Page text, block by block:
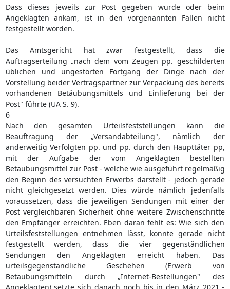
Dass dieses jeweils zur Post gegeben wurde oder beim
Angeklagten ankam, ist in den vorgenannten Fällen nicht
festgestellt worden.
Das Amtsgericht hat zwar festgestellt, dass die
Auftragserteilung „nach dem vom Zeugen pp. geschilderten
üblichen und ungestörten Fortgang der Dinge nach der
Vorstellung beider Vertragspartner zur Verpackung des bereits
vorhandenen Betäubungsmittels und Einlieferung bei der
Post" führte (UA S. 9).
6
Nach den gesamten Urteilsfeststellungen kann die
Beauftragung der „Versandabteilung", nämlich der
anderweitig Verfolgten pp. und pp. durch den Haupttäter pp,
mit der Aufgabe der vom Angeklagten bestellten
Betäubungsmittel zur Post - welche wie ausgeführt regelmäßig
den Beginn des versuchten Erwerbs darstellt - jedoch gerade
nicht gleichgesetzt werden. Dies würde nämlich jedenfalls
voraussetzen, dass die jeweiligen Sendungen mit einer der
Post vergleichbaren Sicherheit ohne weitere Zwischenschritte
den Empfänger erreichten. Eben daran fehlt es: Wie sich den
Urteilsfeststellungen entnehmen lässt, konnte gerade nicht
festgestellt werden, dass die vier gegenständlichen
Sendungen den Angeklagten erreicht haben. Das
urteilsgegenständliche Geschehen (Erwerb von
Betäubungsmitteln durch „Internet-Bestellungen" des
Angeklagten) setzte sich danach noch bis in den März 2021 -